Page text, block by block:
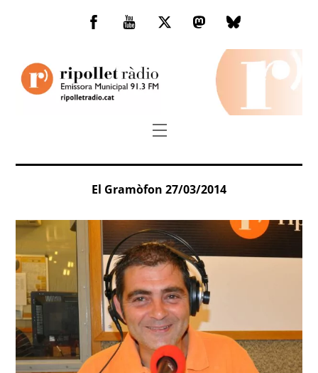
Facebook
You
TwitterMastodonBluesky
Menu
El Gramòfon 27/03/2014